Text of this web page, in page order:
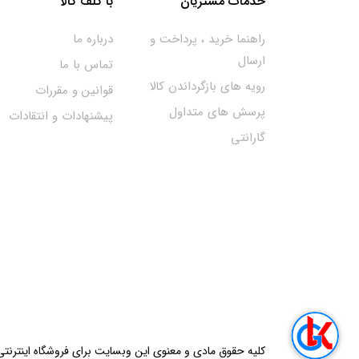
راهنما خرید ، پرداخت و
ارسال
رویه های بازگرداندن کالا
پرسش های متداول
گارانتی
درباره ما
تماس با ما
قوانین و مقررات
پیشنهادات و انتقادات
کلیه حقوق مادی و معنوی این وبسایت برای فروشگاه